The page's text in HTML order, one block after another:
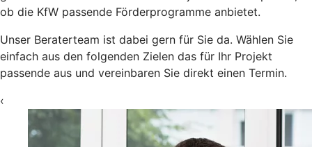
ob die KfW passende Förderprogramme anbietet.
Unser Beraterteam ist dabei gern für Sie da. Wählen Sie
einfach aus den folgenden Zielen das für Ihr Projekt
passende aus und vereinbaren Sie direkt einen Termin.
‹